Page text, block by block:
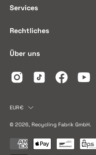
Services
Rechtliches
Über uns
Land
EUR€
© 2026, Recycling Fabrik GmbH.